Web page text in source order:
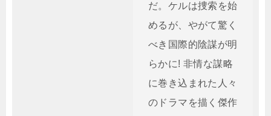
だ。ケルは捜索を始
めるが、やがて驚く
べき国際的陰謀が明
らかに! 非情な謀略
に巻き込まれた人々
のドラマを描く傑作